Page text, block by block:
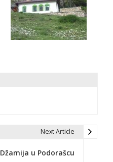
Next Article
Džamija u Podorašcu